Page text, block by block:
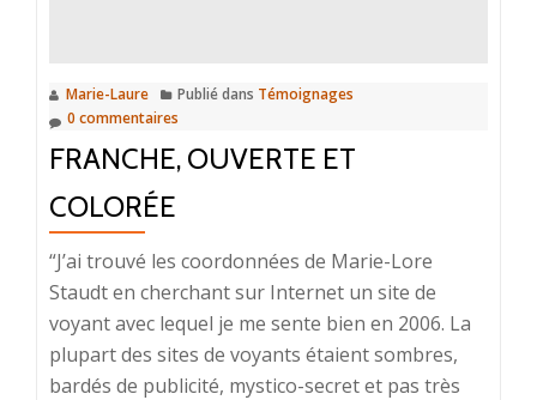
Marie-Laure Publié dans Témoignages
0 commentaires
FRANCHE, OUVERTE ET
COLORÉE
“J’ai trouvé les coordonnées de Marie-Lore
Staudt en cherchant sur Internet un site de
voyant avec lequel je me sente bien en 2006. La
plupart des sites de voyants étaient sombres,
bardés de publicité, mystico-secret et pas très